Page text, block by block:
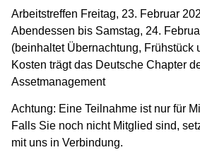
Arbeitstreffen Freitag, 23. Februar
Abendessen bis Samstag, 24.
(beinhaltet Übernachtung, Frühstück
Kosten trägt das Deutsche Chapter
Assetmanagement
Achtung: Eine Teilnahme ist nur für
Falls Sie noch nicht Mitglied sind,
mit uns in Verbindung.